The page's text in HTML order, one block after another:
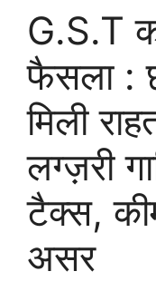
G.S.T
फैसला :
मिली
लग्ज़री
टैक्स,
असर